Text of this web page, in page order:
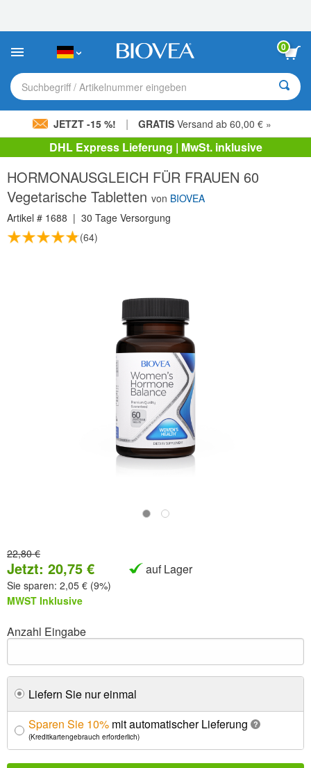
Sie:
Website
ein
Barrierefreiheitssystem.
0
Suchbegriff / Artikelnummer eingeben
JETZT -15 %! | GRATIS Versand ab 60,00 € »
DHL Express Lieferung | MwSt. inklusive
HORMONAUSGLEICH FÜR FRAUEN 60
Vegetarische Tabletten von BIOVEA
Artikel # 1688 | 30 Tage Versorgung
(64)
22,80 €
Jetzt: 20,75 € auf Lager
Sie sparen: 2,05 € (9%)
MWST Inklusive
Anzahl Eingabe
Liefern Sie nur einmal
Sparen Sie 10% mit automatischer Lieferung ?
(Kreditkartengebrauch erforderlich)